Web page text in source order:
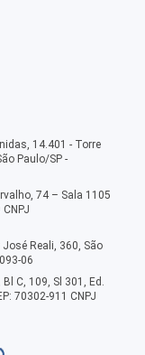
14.401 - Torre
Paulo/SP -
74 – Sala 1105
Reali, 360, São
06
C, 109, Sl 301, Ed.
70302-911 CNPJ